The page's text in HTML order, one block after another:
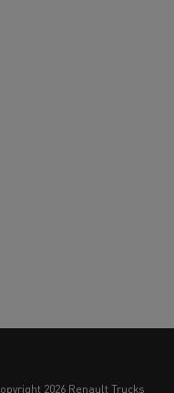
copyright 2026 Renault Trucks